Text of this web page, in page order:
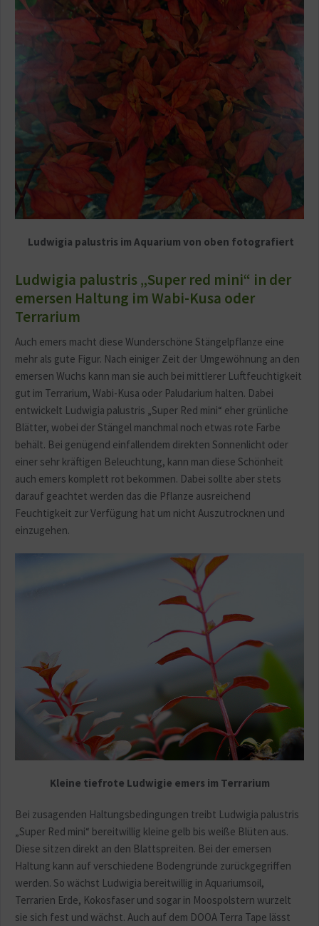
Ludwigia palustris im Aquarium von oben fotografiert
Ludwigia palustris „Super red mini“ in der
emersen Haltung im Wabi-Kusa oder
Terrarium
Auch emers macht diese Wunderschöne Stängelpflanze eine
mehr als gute Figur. Nach einiger Zeit der Umgewöhnung an den
emersen Wuchs kann man sie auch bei mittlerer Luftfeuchtigkeit
gut im Terrarium, Wabi-Kusa oder Paludarium halten. Dabei
entwickelt Ludwigia palustris „Super Red mini“ eher grünliche
Blätter, wobei der Stängel manchmal noch etwas rote Farbe
behält. Bei genügend einfallendem direkten Sonnenlicht oder
einer sehr kräftigen Beleuchtung, kann man diese Schönheit
auch emers komplett rot bekommen. Dabei sollte aber stets
darauf geachtet werden das die Pflanze ausreichend
Feuchtigkeit zur Verfügung hat um nicht Auszutrocknen und
einzugehen.
Kleine tiefrote Ludwigie emers im Terrarium
Bei zusagenden Haltungsbedingungen treibt Ludwigia palustris
„Super Red mini“ bereitwillig kleine gelb bis weiße Blüten aus.
Diese sitzen direkt an den Blattspreiten. Bei der emersen
Haltung kann auf verschiedene Bodengründe zurückgegriffen
werden. So wächst Ludwigia bereitwillig in Aquariumsoil,
Terrarien Erde, Kokosfaser und sogar in Moospolstern wurzelt
sie sich fest und wächst. Auch auf dem DOOA Terra Tape lässt